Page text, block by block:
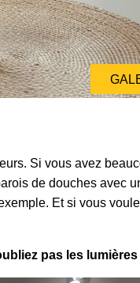
Si vous avez
de douches avec
Et si vous
pas les lumières